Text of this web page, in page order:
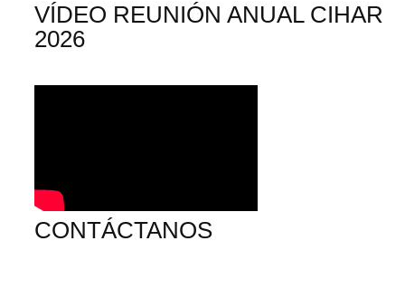
VÍDEO REUNIÓN ANUAL CIHAR
2026
CONTÁCTANOS